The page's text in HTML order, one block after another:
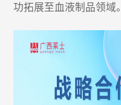
功拓展至血液制品领域。